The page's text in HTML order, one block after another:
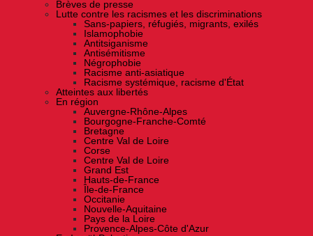
Brèves de presse
Lutte contre les racismes et les discriminations
Sans-papiers, réfugiés, migrants, exilés
Islamophobie
Antitsiganisme
Antisémitisme
Négrophobie
Racisme anti-asiatique
Racisme systémique, racisme d'État
Atteintes aux libertés
En région
Auvergne-Rhône-Alpes
Bourgogne-Franche-Comté
Bretagne
Centre Val de Loire
Corse
Centre Val de Loire
Grand Est
Hauts-de-France
Île-de-France
Occitanie
Nouvelle-Aquitaine
Pays de la Loire
Provence-Alpes-Côte d'Azur